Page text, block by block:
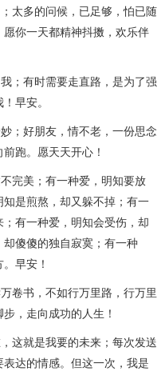
太多的问候，已足够，怕已随
你一天都精神抖擞，欢乐伴
；有时需要走直路，是为了强
早安。
；好朋友，情不老，一份思念
跑。愿天天开心！
完美；有一种爱，明知要放
是煎熬，却又躲不掉；有一
有一种爱，明知会受伤，却
傻傻的独自寂寞；有一种
早安！
卷书，不如行万里路，行万里
，走向成功的人生！
这就是我要的未来；每次发送
达的情感。但这一次，我是